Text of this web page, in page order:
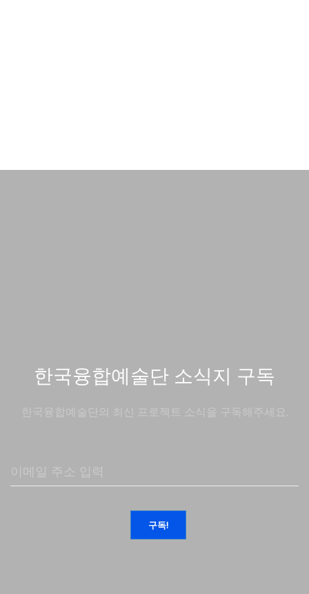
한국융합예술단 소식지 구독
한국융합예술단의 최신 프로젝트 소식을 구독해주세요.